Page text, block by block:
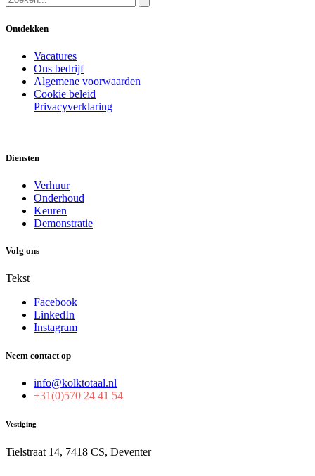
Ontdekken
Vacatures
Ons bedrijf
Algemene voorwaarden
Cookie beleid
Privacyverklaring
Diensten
Verhuur
Onderhoud
Keuren
Demonstratie
Volg ons
Tekst
Facebook
LinkedIn
Instagram
Neem contact op
info@kolktotaal.nl
+31(0)570 24 41 54
Vestiging
Tielstraat 14, 7418 CS, Deventer